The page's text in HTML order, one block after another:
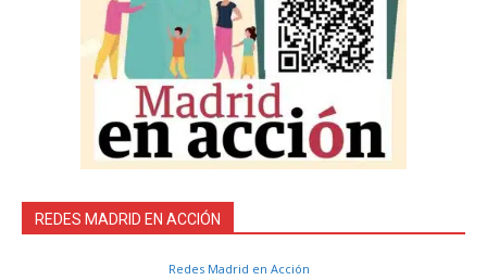
REDES MADRID EN ACCIÓN
Redes Madrid en Acción